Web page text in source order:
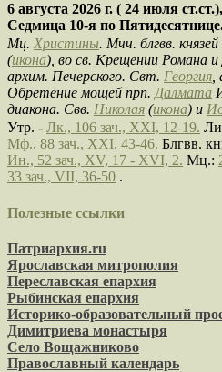
6 августа 2026 г. ( 24 июля
Седмица 10-я по
Мц. Христины. Мчч. блгвв. князей
(икона), во св. Крещении Романа
архим. Печерского. Свт. Георгия
Обретение мощей прп. Далмата
диакона. Свв. Николая (икона) и
Утр. - Лк., 106 зач., XXI, 12-19.
Мф., 88 зач., XXI, 43-46. Блгвв.
Ин., 52 зач., XV, 17 - XVI, 2. Мц.:
33 зач., VII, 36-50 .
Полезные ссылки
Патриархия.ru
Ярославская митрополия
Переславская епархия
Рыбинская епархия
Историко-образовательный
Димитриева монастыря
Село Вощажниково
Православный календарь